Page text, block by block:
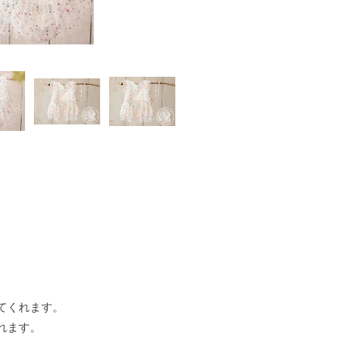
れます。
す。